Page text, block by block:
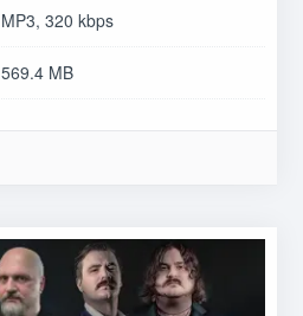
MP3, 320 kbps
569.4 MB